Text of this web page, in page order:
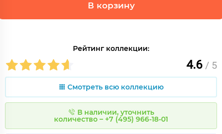
В корзину
Рейтинг коллекции:
4.6 / 5
Смотреть всю коллекцию
В наличии, уточнить
количество – +7 (495) 966-18-01